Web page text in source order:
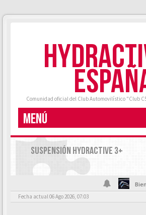
Comunidad oficial del Club Automovilístico "Club
MENÚ
SUSPENSIÓN HYDRACTIVE 3+
Fecha actual 06 Ago 2026, 07:03